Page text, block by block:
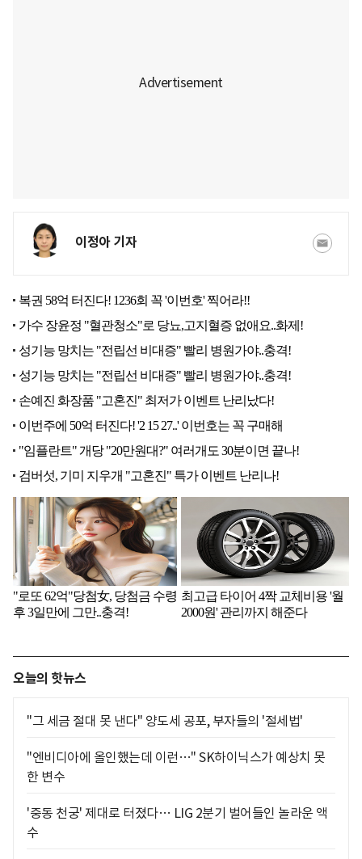
이정아 기자
오늘의 핫뉴스
"그 세금 절대 못 낸다" 양도세 공포, 부자들의 '절세법'
"엔비디아에 올인했는데 이런…" SK하이닉스가 예상치 못
한 변수
'중동 천궁' 제대로 터졌다… LIG 2분기 벌어들인 놀라운 액
수